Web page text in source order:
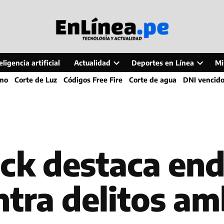
artificial Actualidad
Open
dropdown
Deportes en Línea
Open
dropdown
Corte de Luz Códigos Free Fire Corte de agua DNI vencido
destaca
delitos